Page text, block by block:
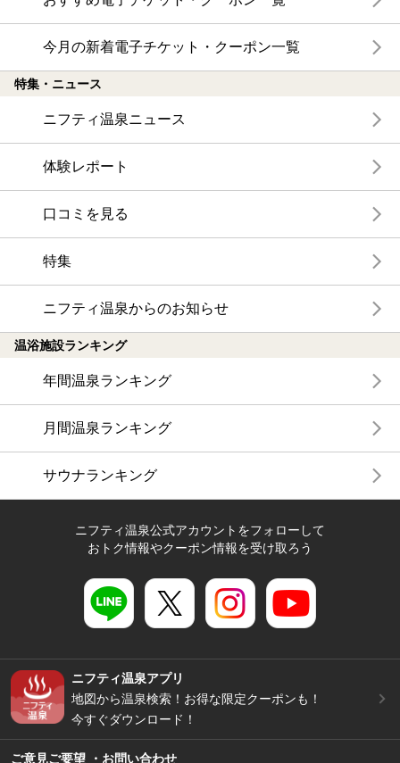
今月の新着電子チケット・クーポン一覧
特集・ニュース
ニフティ温泉ニュース
体験レポート
口コミを見る
特集
ニフティ温泉からのお知らせ
温浴施設ランキング
年間温泉ランキング
月間温泉ランキング
サウナランキング
ニフティ温泉公式アカウントをフォローして
おトク情報やクーポン情報を受け取ろう
ニフティ温泉アプリ
地図から温泉検索！お得な限定クーポンも！
今すぐダウンロード！
ご意見ご要望 ・お問い合わせ